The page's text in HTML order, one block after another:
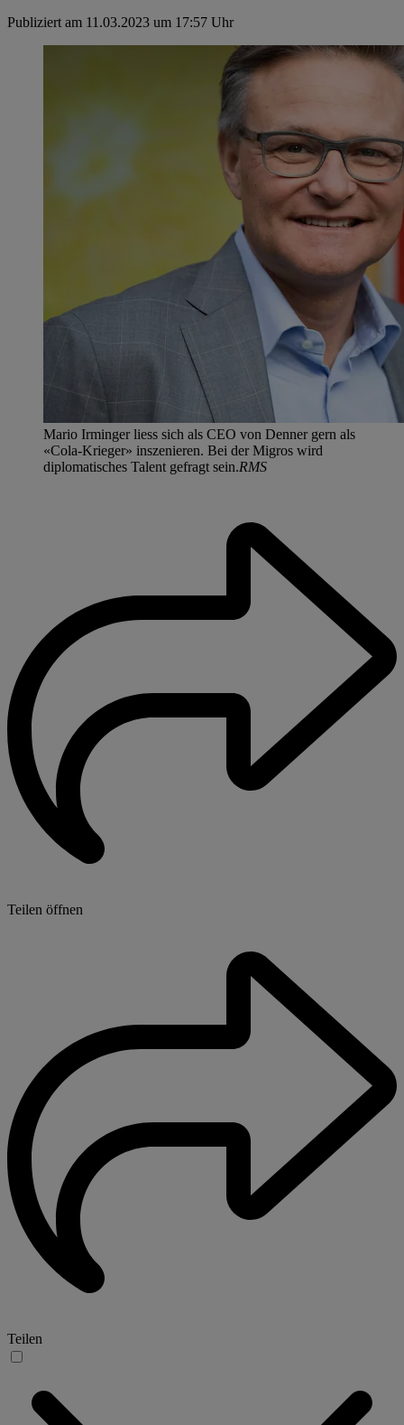
Publiziert am 11.03.2023 um 17:57 Uhr
Mario Irminger liess sich als CEO von Denner gern als
«Cola-Krieger» inszenieren. Bei der Migros wird
diplomatisches Talent gefragt sein.RMS
Teilen öffnen
Teilen